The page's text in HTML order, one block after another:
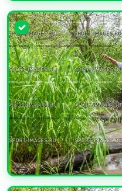
УВЕЛИЧИТЬ
УВЕЛИЧИТЬ